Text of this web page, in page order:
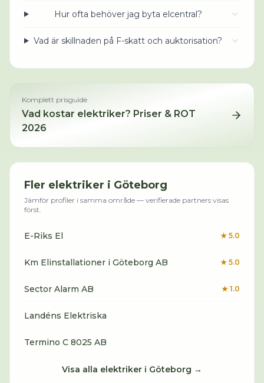
Hur ofta behöver jag byta elcentral?
Vad är skillnaden på F-skatt och auktorisation?
Komplett prisguide
Vad kostar elektriker? Priser & ROT
2026
Fler elektriker i Göteborg
Jämför profiler i samma område — verifierade partners visas
först.
E-Riks El ★ 5.0
Km Elinstallationer i Göteborg AB ★ 5.0
Sector Alarm AB ★ 1.0
Landéns Elektriska
Termino C 8025 AB
Visa alla elektriker i Göteborg →